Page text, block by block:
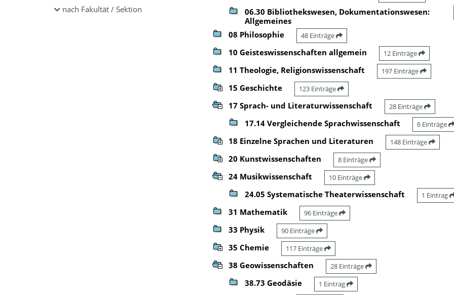
nach Fakultät / Sektion
06.30 Bibliothekswesen, Dokumentationswesen:
Allgemeines
08 Philosophie 48 Einträge
10 Geisteswissenschaften allgemein 12 Einträge
11 Theologie, Religionswissenschaft 197 Einträge
15 Geschichte 123 Einträge
17 Sprach- und Literaturwissenschaft 28 Einträge
17.14 Vergleichende Sprachwissenschaft 6 Einträge
18 Einzelne Sprachen und Literaturen 148 Einträge
20 Kunstwissenschaften 8 Einträge
24 Musikwissenschaft 10 Einträge
24.05 Systematische Theaterwissenschaft 1 Eintrag
31 Mathematik 96 Einträge
33 Physik 90 Einträge
35 Chemie 117 Einträge
38 Geowissenschaften 28 Einträge
38.73 Geodäsie 1 Eintrag